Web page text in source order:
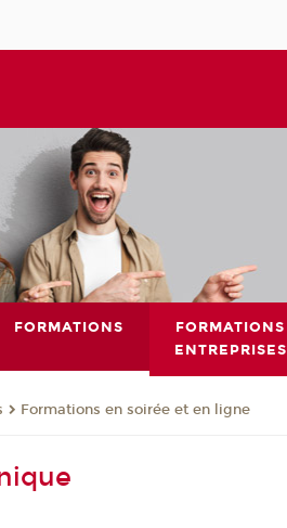
FORMATIONS
FORMATIONS
ENTREPRISES
Formations en soirée et en ligne